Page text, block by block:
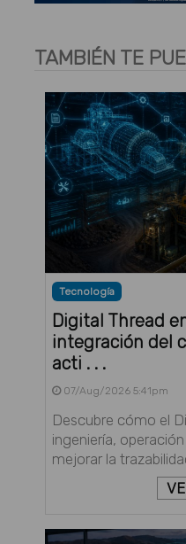
TAMBIÉN TE
Tecnología
Digital Thread
integración del
acti . . .
07/Aug/2026 5:41pm
Descubre cómo el
ingeniería,
mejorar la